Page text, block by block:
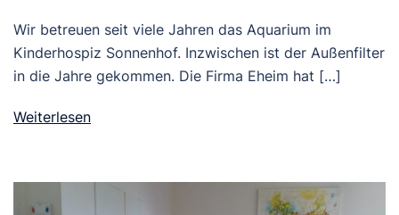
Wir betreuen seit viele Jahren das Aquarium im
Kinderhospiz Sonnenhof. Inzwischen ist der Außenfilter
in die Jahre gekommen. Die Firma Eheim hat […]
Weiterlesen